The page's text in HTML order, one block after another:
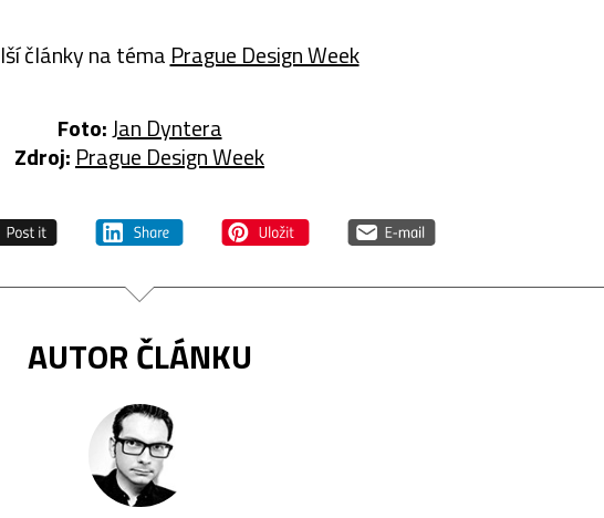
články na téma Prague Design Week
Foto:Jan Dyntera
Zdroj: Prague Design Week
AUTOR ČLÁNKU